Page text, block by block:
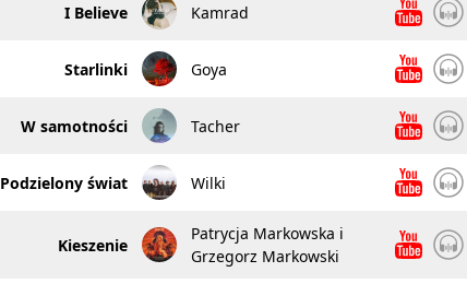
I Believe Kamrad
Starlinki Goya
W samotności Tacher
Podzielony świat Wilki
Kieszenie
Patrycja Markowska i
Grzegorz Markowski